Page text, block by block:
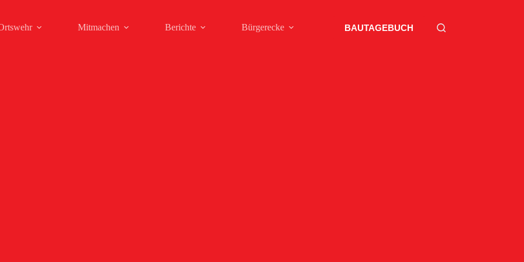
Mitmachen Berichte Bürgerecke BAUTAGEBUCH